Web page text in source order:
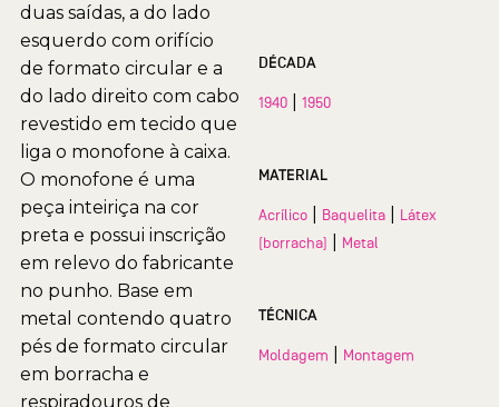
duas saídas, a do lado
esquerdo com orifício
de formato circular e a
do lado direito com cabo
revestido em tecido que
liga o monofone à caixa.
O monofone é uma
peça inteiriça na cor
preta e possui inscrição
em relevo do fabricante
no punho. Base em
metal contendo quatro
pés de formato circular
em borracha e
respiradouros de
DÉCADA
1940 1950
MATERIAL
Acrílico Baquelita
Látex
(borracha)
Metal
TÉCNICA
Moldagem Montagem